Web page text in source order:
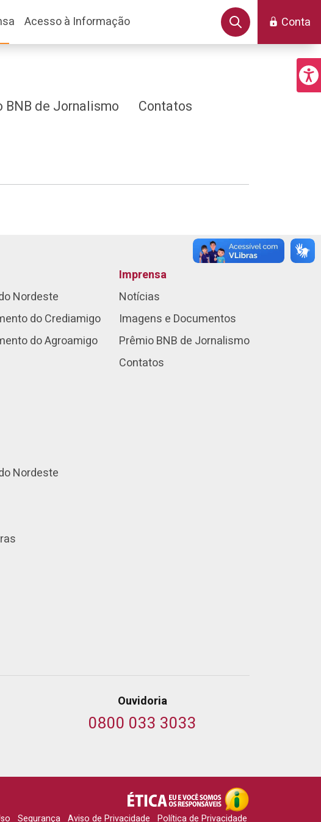
Conta
Acesso à Informação
BNB de Jornalismo Contatos
Nordeste
do Crediamigo
do Agroamigo
Nordeste
Imprensa
Notícias
Imagens e Documentos
Prêmio BNB de Jornalismo
Contatos
Ouvidoria
0800 033 3033
Segurança Aviso de Privacidade Política de Privacidade